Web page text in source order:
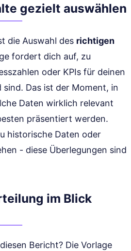
gezielt auswählen
die Auswahl des richtigen
fordert dich auf, zu
oder KPIs für deinen
Das ist der Moment, in
Daten wirklich relevant
präsentiert werden.
historische Daten oder
- diese Überlegungen sind
im Blick
Bericht? Die Vorlage